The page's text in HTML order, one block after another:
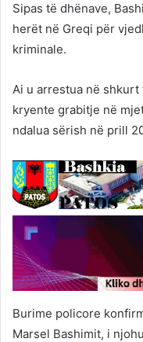
Sipas të dhënave,
herët në Greqi për
kriminale.
Ai u arrestua në
kryente grabitje në
ndalua sërish në prill
Burime policore
Marsel Bashimit, i